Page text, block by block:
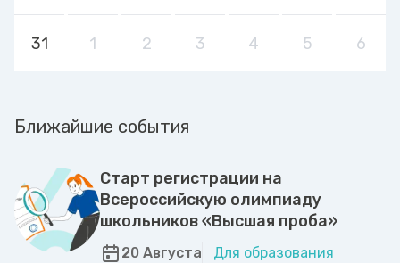
31 1 2 3 4 5 6
Ближайшие события
Старт регистрации на
Всероссийскую олимпиаду
школьников «Высшая проба»
20 Августа Для образования